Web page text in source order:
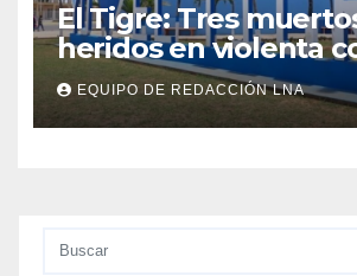
El Tigre: Tres
heridos en violenta
de vehículos
EQUIPO DE REDACCIÓN LNA